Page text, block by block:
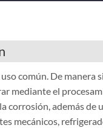
común. De manera
mediante el
corrosión, además de
mecánicos,